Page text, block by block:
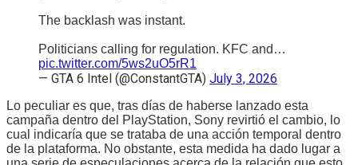
The backlash was instant.
Politicians calling for regulation. KFC and…
pic.twitter.com/5ws2uO5rR1
— GTA 6 Intel (@ConstantGTA) July 3, 2026
Lo peculiar es que, tras días de haberse lanzado esta
campaña dentro del PlayStation, Sony revirtió el cambio, lo
cual indicaría que se trataba de una acción temporal dentro
de la plataforma. No obstante, esta medida ha dado lugar a